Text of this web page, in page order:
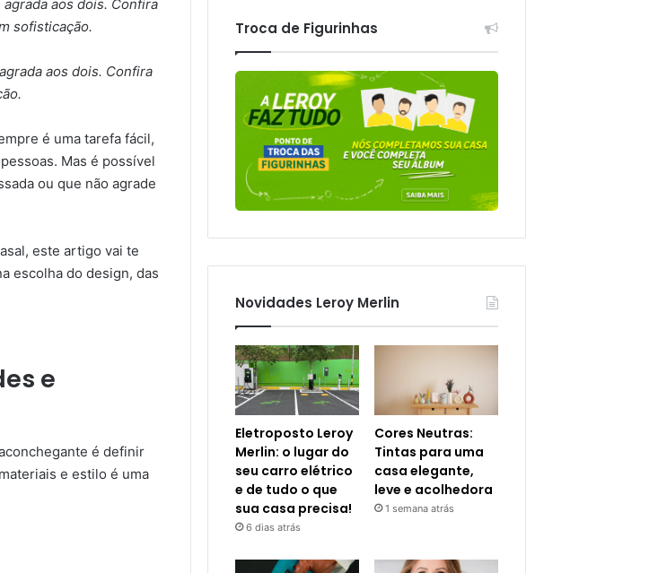
aos dois. Confira
sofisticação.
aos dois. Confira
é uma tarefa fácil,
Mas é possível
ou que não agrade
este artigo vai te
escolha do design, das
e
é definir
e estilo é uma
Troca de Figurinhas
Novidades Leroy Merlin
Eletroposto Leroy
Merlin: o lugar do
seu carro elétrico
e de tudo o que
sua casa precisa!
6 dias atrás
Cores Neutras:
Tintas para uma
casa elegante,
leve e acolhedora
1 semana atrás